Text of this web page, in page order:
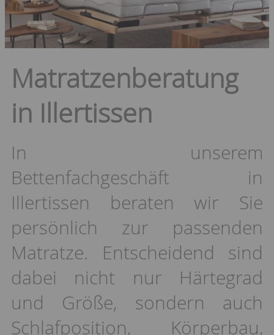
Matratzenberatung
in Illertissen
In unserem
Bettenfachgeschäft in
Illertissen beraten wir Sie
persönlich zur passenden
Matratze. Entscheidend sind
dabei nicht nur Härtegrad
und Größe, sondern auch
Schlafposition, Körperbau,